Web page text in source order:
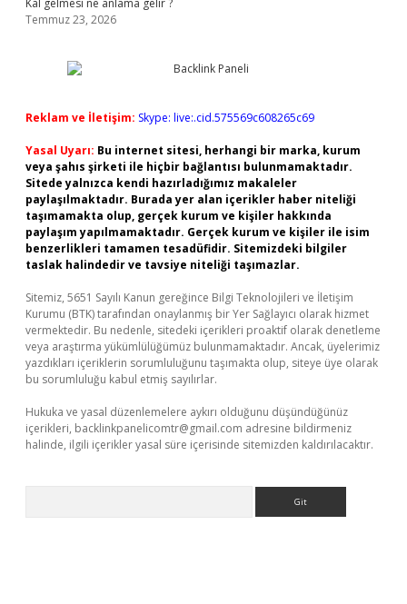
Kal gelmesi ne anlama gelir ?
Temmuz 23, 2026
Reklam ve İletişim: Skype: live:.cid.575569c608265c69
Yasal Uyarı: Bu internet sitesi, herhangi bir marka, kurum
veya şahıs şirketi ile hiçbir bağlantısı bulunmamaktadır.
Sitede yalnızca kendi hazırladığımız makaleler
paylaşılmaktadır. Burada yer alan içerikler haber niteliği
taşımamakta olup, gerçek kurum ve kişiler hakkında
paylaşım yapılmamaktadır. Gerçek kurum ve kişiler ile isim
benzerlikleri tamamen tesadüfidir. Sitemizdeki bilgiler
taslak halindedir ve tavsiye niteliği taşımazlar.
Sitemiz, 5651 Sayılı Kanun gereğince Bilgi Teknolojileri ve İletişim
Kurumu (BTK) tarafından onaylanmış bir Yer Sağlayıcı olarak hizmet
vermektedir. Bu nedenle, sitedeki içerikleri proaktif olarak denetleme
veya araştırma yükümlülüğümüz bulunmamaktadır. Ancak, üyelerimiz
yazdıkları içeriklerin sorumluluğunu taşımakta olup, siteye üye olarak
bu sorumluluğu kabul etmiş sayılırlar.
Hukuka ve yasal düzenlemelere aykırı olduğunu düşündüğünüz
içerikleri, backlinkpanelicomtr@gmail.com adresine bildirmeniz
halinde, ilgili içerikler yasal süre içerisinde sitemizden kaldırılacaktır.